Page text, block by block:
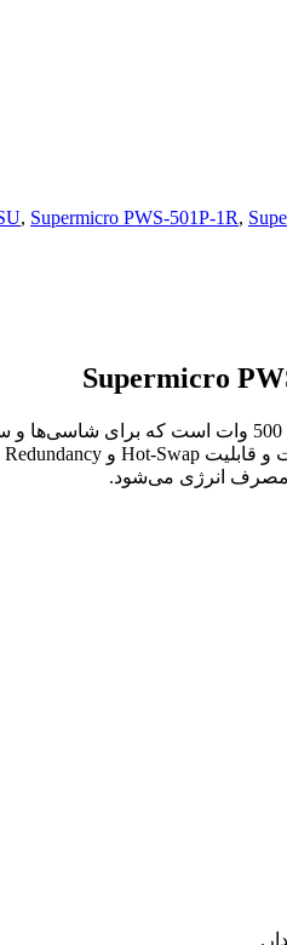
, Supermicro PWS-501P-1R,
مصرف انرژی می‌شود.